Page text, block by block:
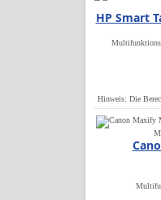
HP Smart
Hinweis: Die